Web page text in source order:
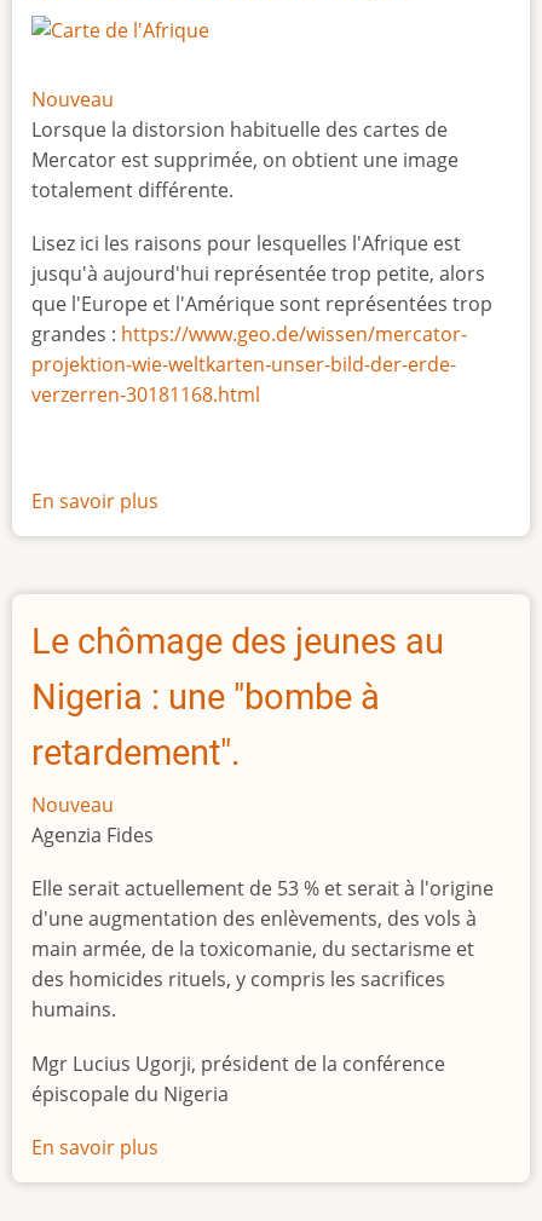
Nouveau
Lorsque la distorsion habituelle des cartes de
Mercator est supprimée, on obtient une image
totalement différente.
Lisez ici les raisons pour lesquelles l'Afrique est
jusqu'à aujourd'hui représentée trop petite, alors
que l'Europe et l'Amérique sont représentées trop
grandes : https://www.geo.de/wissen/mercator-
projektion-wie-weltkarten-unser-bild-der-erde-
verzerren-30181168.html
En savoir plus
La
taille
l'Afrique
Le chômage des jeunes au
Nigeria : une "bombe à
retardement".
Nouveau
Agenzia Fides
Elle serait actuellement de 53 % et serait à l'origine
d'une augmentation des enlèvements, des vols à
main armée, de la toxicomanie, du sectarisme et
des homicides rituels, y compris les sacrifices
humains.
Mgr Lucius Ugorji, président de la conférence
épiscopale du Nigeria
En savoir plus
Le